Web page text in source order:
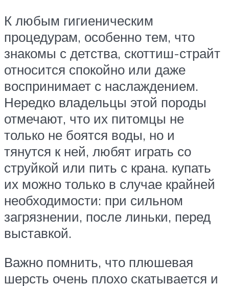
К любым гигиеническим
процедурам, особенно тем, что
знакомы с детства, скоттиш-страйт
относится спокойно или даже
воспринимает с наслаждением.
Нередко владельцы этой породы
отмечают, что их питомцы не
только не боятся воды, но и
тянутся к ней, любят играть со
струйкой или пить с крана. купать
их можно только в случае крайней
необходимости: при сильном
загрязнении, после линьки, перед
выставкой.
Важно помнить, что плюшевая
шерсть очень плохо скатывается и